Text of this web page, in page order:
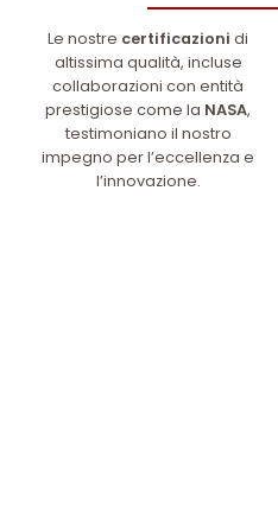
Le nostre certificazioni di
altissima qualità, incluse
collaborazioni con entità
prestigiose come la NASA,
testimoniano il nostro
impegno per l’eccellenza e
l’innovazione.